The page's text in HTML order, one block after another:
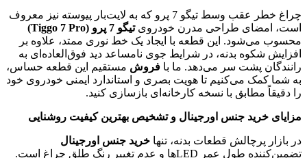
چراغ خطر عقب وسط تیگو 7 پرو که به لایت‌بار پیوسته نیز معروف
است، امضای طراحی مدرن خودرویتیگو 7 پرو (Tiggo 7 Pro)
محسوب می‌شود. این قطعه با ایجاد یک خط نوری ممتد، علاوه بر
افزایش شکوه بدنه، در شرایط جوی نامساعد دید فوق‌العاده‌ای به
رانندگان پشت سر می‌دهد. ما با فروش مستقیم این قطعه حساس،
به شما کمک می‌کنیم تا هویت بصری و استاندارد ایمنی خودروی خود
را دقیقاً مطابق با نسخه کارخانه‌ای بازسازی کنید.
مزایای خرید جنس اورجینال و تشخیص بهترین کیفیت روشنایی
در بازار پرچالش قطعات بدنه، تنها خرید جنس اورجینال
تضمین‌کننده طول عمر LEDها و عدم تغییر رنگ طلق چراغ است.